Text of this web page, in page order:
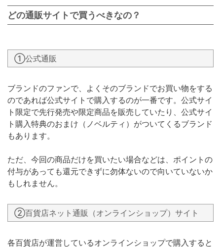
どの通販サイトで買うべきなの？
①公式通販
ブランドのファンで、よくそのブランドでお買い物をする
のであれば公式サイトで購入するのが一番です。公式サイ
ト限定で先行発売や限定商品を販売していたり、公式サイ
ト購入特典のおまけ（ノベルティ）がついてくるブランド
もあります。
ただ、今回の商品だけを買いたい場合などは、ポイントの
付与があっても還元できずに勿体ないので向いていないか
もしれません。
②百貨店ネット通販（オンラインショップ）サイト
各百貨店が運営しているオンラインショップで購入すると